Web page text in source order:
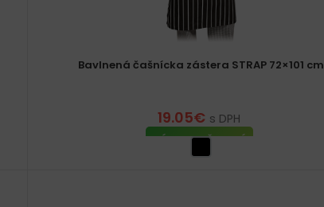
Bavlnená čašnícka zástera STRAP 72×101 cm
19.05€ s DPH
VÝBER MOŽNOSTÍ